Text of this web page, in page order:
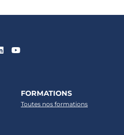
FORMATIONS
Toutes nos formations